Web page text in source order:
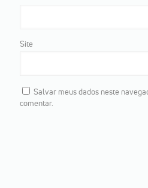
Site
Salvar meus dados neste
comentar.